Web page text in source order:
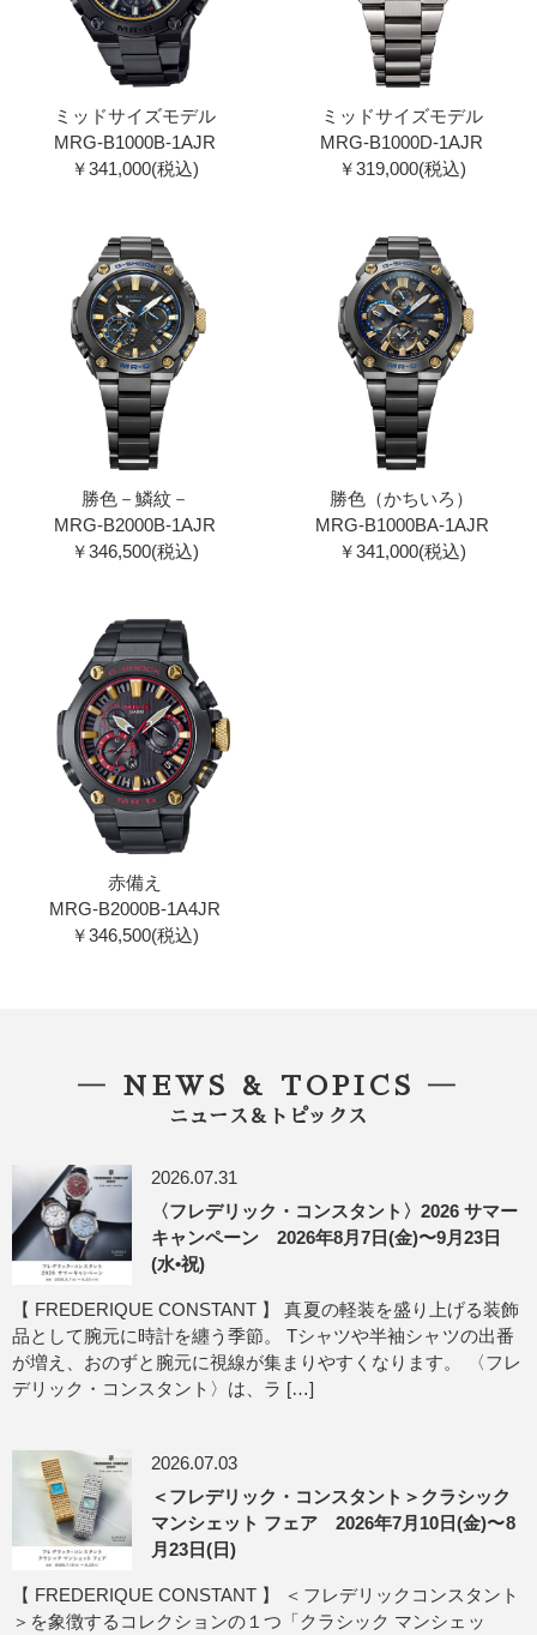
ミッドサイズモデル
MRG-B1000B-1AJR
￥341,000(税込)
ミッドサイズモデル
MRG-B1000D-1AJR
￥319,000(税込)
勝色－鱗紋－
MRG-B2000B-1AJR
￥346,500(税込)
勝色（かちいろ）
MRG-B1000BA-1AJR
￥341,000(税込)
赤備え
MRG-B2000B-1A4JR
￥346,500(税込)
― NEWS & TOPICS ―
ニュース＆トピックス
2026.07.31
〈フレデリック・コンスタント〉2026 サマー
キャンペーン 2026年8月7日(金)〜9月23日
(水•祝)
【 FREDERIQUE CONSTANT 】 真夏の軽装を盛り上げる装飾
品として腕元に時計を纏う季節。 Tシャツや半袖シャツの出番
が増え、おのずと腕元に視線が集まりやすくなります。 〈フレ
デリック・コンスタント〉は、ラ […]
2026.07.03
＜フレデリック・コンスタント＞クラシック
マンシェット フェア 2026年7月10日(金)〜8
月23日(日)
【 FREDERIQUE CONSTANT 】 ＜フレデリックコンスタント
＞を象徴するコレクションの１つ「クラシック マンシェッ